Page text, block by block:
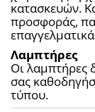
κατασκευών.
προσφοράς,
Λαμπτήρες
Οι λαμπτήρες
σας
τύπου.